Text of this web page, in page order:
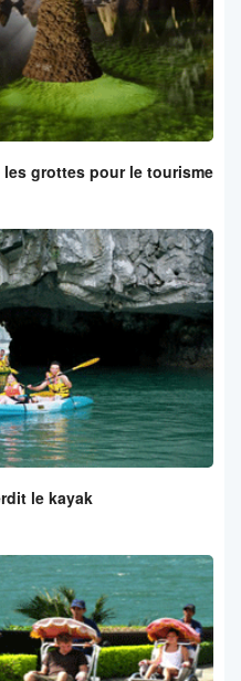
grottes pour le tourisme
le kayak